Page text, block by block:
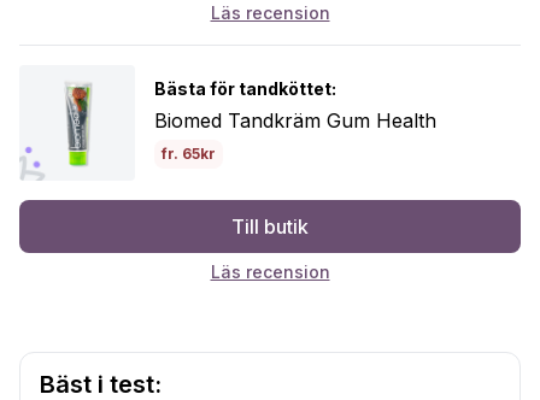
Läs recension
Bästa för tandköttet:
Biomed Tandkräm Gum Health
fr. 65kr
Till butik
Läs recension
Bäst i test: